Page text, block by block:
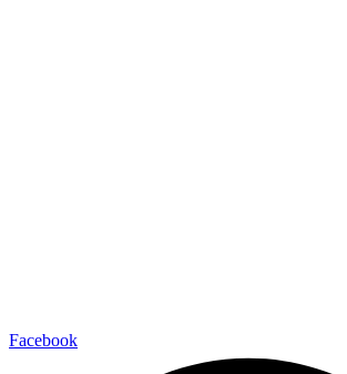
Facebook